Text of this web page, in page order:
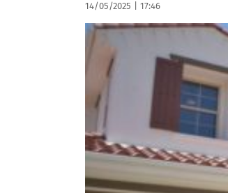
14/05/2025 17:46